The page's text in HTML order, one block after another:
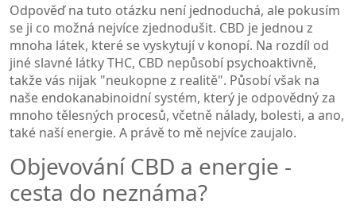
Odpověď na tuto otázku není jednoduchá, ale pokusím
se ji co možná nejvíce zjednodušit. CBD je jednou z
mnoha látek, které se vyskytují v konopí. Na rozdíl od
jiné slavné látky THC, CBD nepůsobí psychoaktivně,
takže vás nijak "neukopne z realitě". Působí však na
naše endokanabinoidní systém, který je odpovědný za
mnoho tělesných procesů, včetně nálady, bolesti, a ano,
také naší energie. A právě to mě nejvíce zaujalo.
Objevování CBD a energie -
cesta do neznáma?